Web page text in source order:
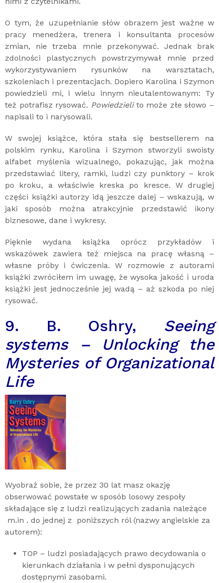
O tym, że uzupełnianie słów obrazem jest ważne w
pracy menedżera, trenera i konsultanta procesów
zmian, nie trzeba mnie przekonywać. Jednak brak
zdolności plastycznych powstrzymywał mnie przed
wykorzystywaniem rysunków na warsztatach,
szkoleniach i prezentacjach. Dopiero Karolina i Szymon
powiedzieli mi, i wielu innym nieutalentowanym: Ty
też potrafisz rysować. Powiedzielito może złe słowo –
napisali to i narysowali.
W swojej książce, która stała się bestsellerem na
polskim rynku, Karolina i Szymon stworzyli swoisty
alfabet myślenia wizualnego, pokazując, jak można
przedstawiać litery, ramki, ludzi czy punktory – krok
po kroku, a właściwie kreska po kresce. W drugiej
części książki autorzy idą jeszcze dalej – wskazują, w
jaki sposób można atrakcyjnie przedstawić ikony
biznesowe, dane i wykresy.
Pięknie wydana książka oprócz przykładów i
wskazówek zawiera też miejsca na pracę własną –
własne próby i ćwiczenia. W rozmowie z autorami
książki zwróciłem im uwagę, że wysoka jakość i uroda
książki jest jednocześnie jej wadą – aż szkoda po niej
rysować.
9. B. Oshry, Seeing
systems – Unlocking the
Mysteries of Organizational
Life
Wyobraź sobie, że przez 30 lat masz okazję
obserwować powstałe w sposób losowy zespoły
składające się z ludzi realizujących zadania należące
m.in . do jednej z poniższych ról (nazwy angielskie za
autorem):
TOP – ludzi posiadających prawo decydowania o
kierunkach działania i w pełni dysponujących
dostępnymi zasobami.